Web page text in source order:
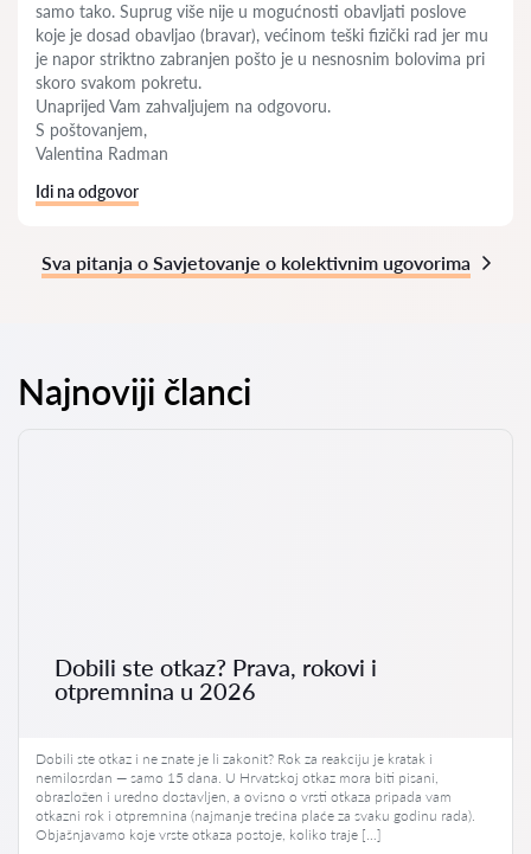
samo tako. Suprug više nije u mogućnosti obavljati poslove
koje je dosad obavljao (bravar), većinom teški fizički rad jer mu
je napor striktno zabranjen pošto je u nesnosnim bolovima pri
skoro svakom pokretu.
Unaprijed Vam zahvaljujem na odgovoru.
S poštovanjem,
Valentina Radman
Idi na odgovor
Sva pitanja o Savjetovanje o kolektivnim ugovorima
Najnoviji članci
Dobili ste otkaz? Prava, rokovi i
otpremnina u 2026
Dobili ste otkaz i ne znate je li zakonit? Rok za reakciju je kratak i
nemilosrdan — samo 15 dana. U Hrvatskoj otkaz mora biti pisani,
obrazložen i uredno dostavljen, a ovisno o vrsti otkaza pripada vam
otkazni rok i otpremnina (najmanje trećina plaće za svaku godinu rada).
Objašnjavamo koje vrste otkaza postoje, koliko traje […]